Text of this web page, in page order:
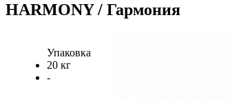
HARMONY / Гармония
Упаковка
20 кг
-